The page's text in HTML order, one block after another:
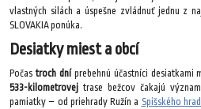
vlastných silách a úspešne zvládnuť jednu z
SLOVAKIA ponúka.
Desiatky miest a obcí
Počas troch dníprebehnú účastníci desiatkami
533-kilometrovej trase bežcov čakajú
pamiatky – od priehrady Ružín a Spišského